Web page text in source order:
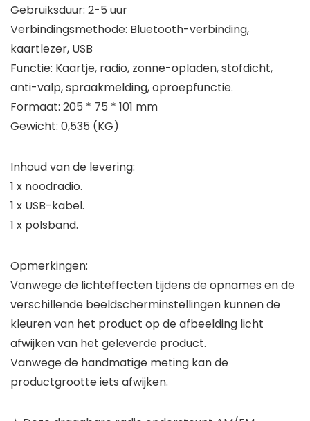
Gebruiksduur: 2-5 uur
Verbindingsmethode: Bluetooth-verbinding,
kaartlezer, USB
Functie: Kaartje, radio, zonne-opladen, stofdicht,
anti-valp, spraakmelding, oproepfunctie.
Formaat: 205 * 75 * 101 mm
Gewicht: 0,535 (KG)
Inhoud van de levering:
1 x noodradio.
1 x USB-kabel.
1 x polsband.
Opmerkingen:
Vanwege de lichteffecten tijdens de opnames en de
verschillende beeldscherminstellingen kunnen de
kleuren van het product op de afbeelding licht
afwijken van het geleverde product.
Vanwege de handmatige meting kan de
productgrootte iets afwijken.